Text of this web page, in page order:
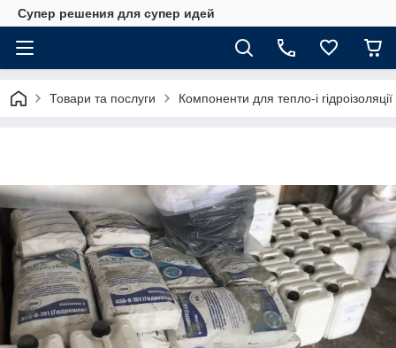
Супер решения для супер идей
Товари та послуги Компоненти для тепло-і гідроізоляції